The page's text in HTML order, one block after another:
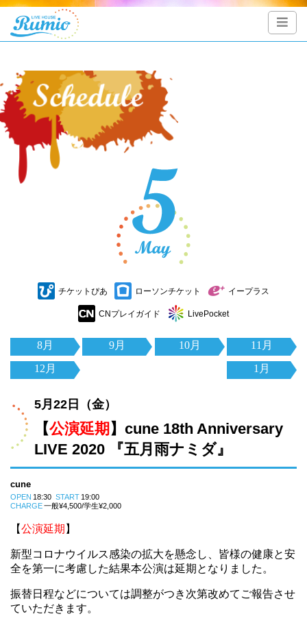
公演延期】cune 18th Anniversary LIVE 2020 『五月雨ナミ
ダ』">
チケットぴあ ローソンチケット イープラス
CNプレイガイド LivePocket
8月 9月 10月
11月
12月
1月
5月22日（金）
【公演延期 】cune 18th Anniversary
LIVE 2020 『五月雨ナミダ』
cune
OPEN 18:30 START 19:00
CHARGE一般¥4,500/学生¥2,000
【公演延期 】
新型コロナウイルス感染の拡大を懸念し、皆様の健康と安
全を第一に考慮した結果本公演は延期となりました。
振替日程などについては調整がつき次第改めてご報告させ
ていただきます。